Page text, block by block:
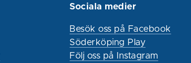
Sociala medier
Besök oss på Facebook
Söderköping Play
Följ oss på Instagram